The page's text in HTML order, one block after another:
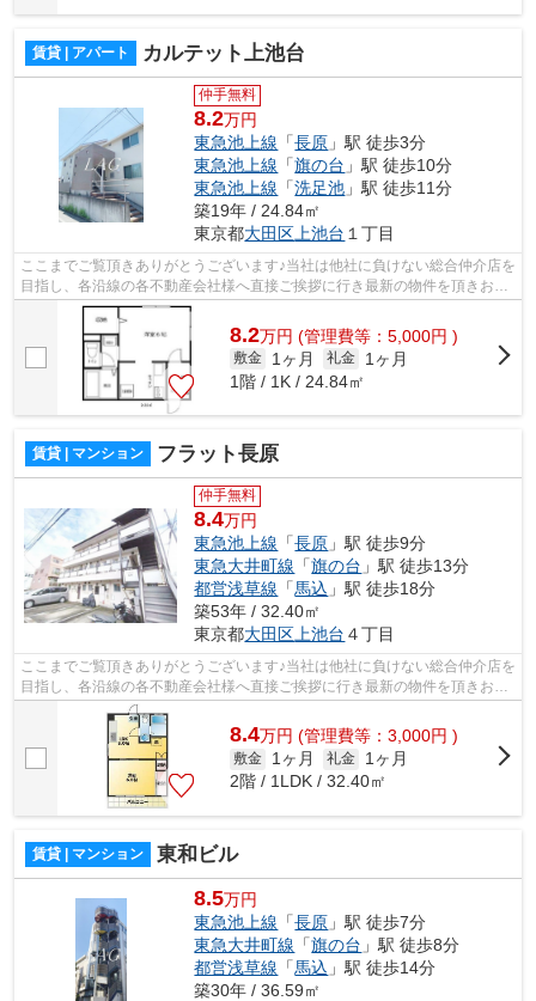
賃貸 | アパート カルテット上池台
仲手無料
8.2万円
東急池上線 「長原 」駅 徒歩3分
東急池上線 「旗の台 」駅 徒歩10分
東急池上線 「洗足池 」駅 徒歩11分
築19年 / 24.84㎡
東京都大田区 上池台 １丁目
ここまでご覧頂きありがとうございます♪当社は他社に負けない総合仲介店を
目指し、各沿線の各不動産会社様へ直接ご挨拶に行き最新の物件を頂きお客
様へ提供しております！最新の情報は...
8.2万円 (管理費等：5,000円 )
敷金 1ヶ月 礼金
1ヶ月
1階 / 1K / 24.84㎡
賃貸 | マンション フラット長原
仲手無料
8.4万円
東急池上線 「長原 」駅 徒歩9分
東急大井町線 「旗の台 」駅 徒歩13分
都営浅草線 「馬込 」駅 徒歩18分
築53年 / 32.40㎡
東京都大田区 上池台 ４丁目
ここまでご覧頂きありがとうございます♪当社は他社に負けない総合仲介店を
目指し、各沿線の各不動産会社様へ直接ご挨拶に行き最新の物件を頂きお客
様へ提供しております！最新の情報は...
8.4万円 (管理費等：3,000円 )
敷金 1ヶ月 礼金
1ヶ月
2階 / 1LDK / 32.40㎡
賃貸 | マンション 東和ビル
8.5万円
東急池上線 「長原 」駅 徒歩7分
東急大井町線 「旗の台 」駅 徒歩8分
都営浅草線 「馬込 」駅 徒歩14分
築30年 / 36.59㎡